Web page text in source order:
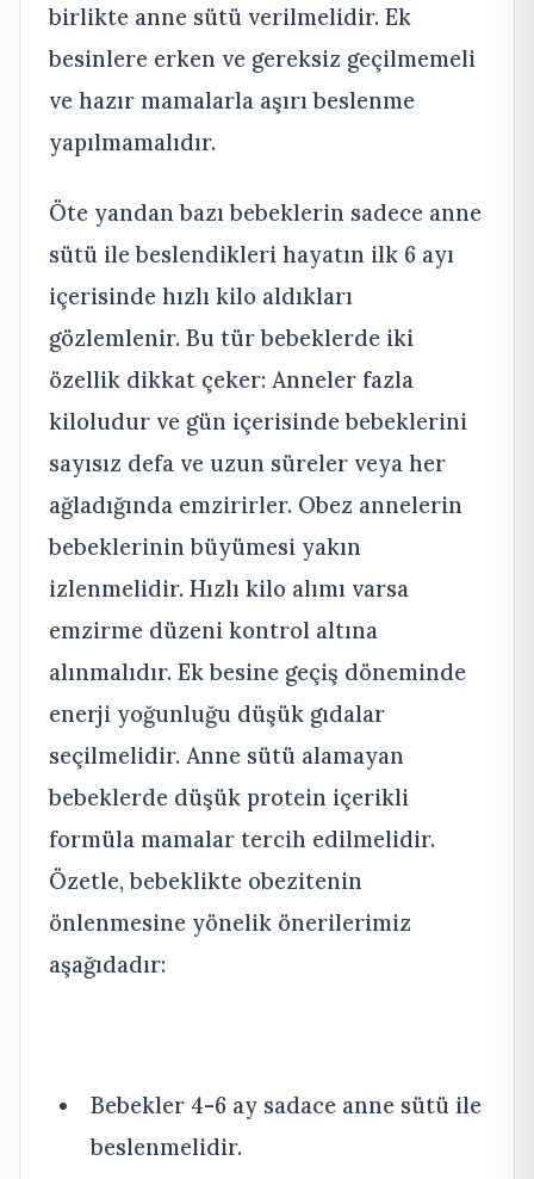
birlikte anne sütü verilmelidir. Ek
besinlere erken ve gereksiz geçilmemeli
ve hazır mamalarla aşırı beslenme
yapılmamalıdır.
Öte yandan bazı bebeklerin sadece anne
sütü ile beslendikleri hayatın ilk 6 ayı
içerisinde hızlı kilo aldıkları
gözlemlenir. Bu tür bebeklerde iki
özellik dikkat çeker: Anneler fazla
kiloludur ve gün içerisinde bebeklerini
sayısız defa ve uzun süreler veya her
ağladığında emzirirler. Obez annelerin
bebeklerinin büyümesi yakın
izlenmelidir. Hızlı kilo alımı varsa
emzirme düzeni kontrol altına
alınmalıdır. Ek besine geçiş döneminde
enerji yoğunluğu düşük gıdalar
seçilmelidir. Anne sütü alamayan
bebeklerde düşük protein içerikli
formüla mamalar tercih edilmelidir.
Özetle, bebeklikte obezitenin
önlenmesine yönelik önerilerimiz
aşağıdadır:
Bebekler 4-6 ay sadace anne sütü ile
beslenmelidir.